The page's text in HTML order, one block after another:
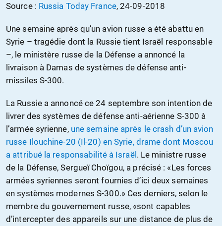
Source : Russia Today France, 24-09-2018
Une semaine après qu’un avion russe a été abattu en
Syrie – tragédie dont la Russie tient Israël responsable
–, le ministère russe de la Défense a annoncé la
livraison à Damas de systèmes de défense anti-
missiles S-300.
La Russie a annoncé ce 24 septembre son intention de
livrer des systèmes de défense anti-aérienne S-300 à
l’armée syrienne, une semaine après le crash d’un avion
russe Ilouchine-20 (Il-20) en Syrie, drame dont Moscou
a attribué la responsabilité à Israël. Le ministre russe
de la Défense, Sergueï Choïgou, a précisé : «Les forces
armées syriennes seront fournies d’ici deux semaines
en systèmes modernes S-300.» Ces derniers, selon le
membre du gouvernement russe, «sont capables
d’intercepter des appareils sur une distance de plus de